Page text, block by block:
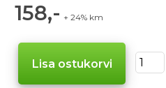
158,- + 24% km